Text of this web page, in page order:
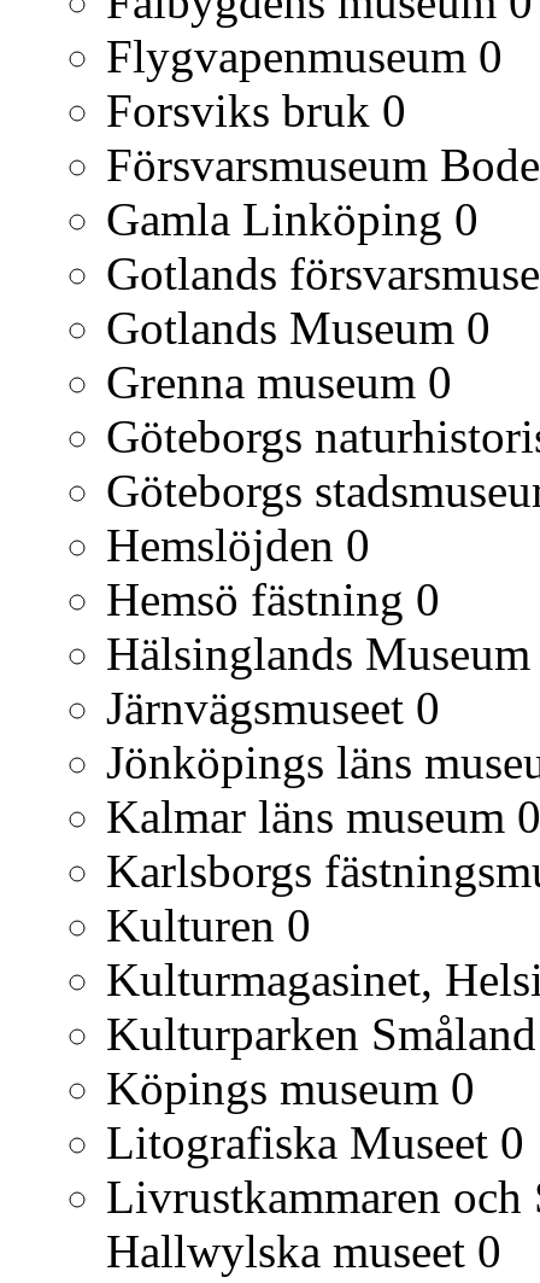
Flygvapenmuseum 0
Forsviks bruk 0
Försvarsmuseum
Gamla Linköping 0
Gotlands
Gotlands Museum 0
Grenna museum 0
Göteborgs
Göteborgs
Hemslöjden 0
Hemsö fästning 0
Hälsinglands Museum
Järnvägsmuseet 0
Jönköpings läns
Kalmar läns museum 0
Karlsborgs
Kulturen 0
Kulturmagasinet,
Kulturparken Småland
Köpings museum 0
Litografiska Museet 0
Livrustkammaren och
Hallwylska museet 0